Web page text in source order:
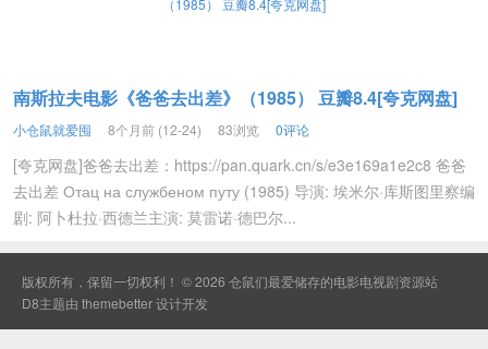
南斯拉夫电影《爸爸去出差》（1985） 豆瓣8.4[夸克网盘]
小仓鼠就爱囤 8个月前 (12-24) 83浏览 0评论
[夸克网盘]爸爸去出差：https://pan.quark.cn/s/e3e169a1e2c8 爸爸
去出差 Отац на службеном путу (1985) 导演: 埃米尔·库斯图里察编
剧: 阿卜杜拉·西德兰主演: 莫雷诺·德巴尔...
版权所有，保留一切权利！ © 2026 仓鼠们最爱储存的电影电视剧资源站
D8主题由 themebetter设计开发